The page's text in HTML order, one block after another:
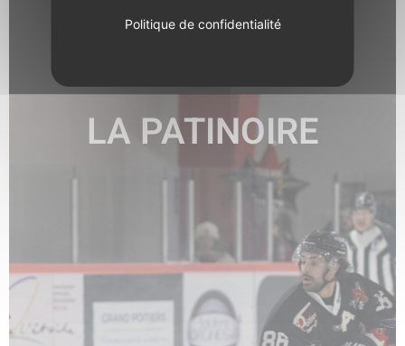
LA PATINOIRE
Politique de confidentialité